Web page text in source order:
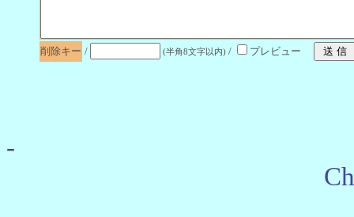
削除キー / (半角8文字以内) / プレビュー
-